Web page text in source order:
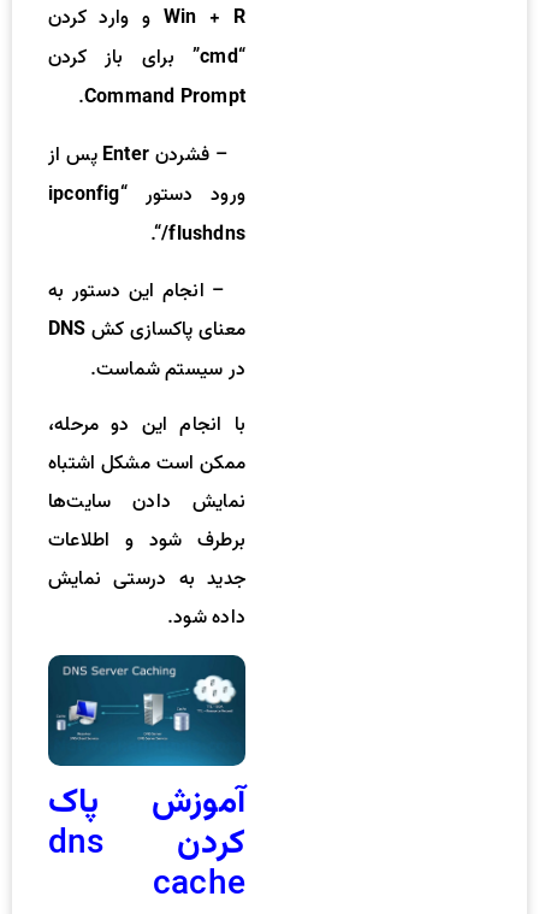
Win + R و وارد کردن
“
cmd” برای باز کردن
Command Prompt
.
– فشردن Enter پس از
ورود دستور “ipconfig
/flushdns
“.
– انجام این دستور به
معنای پاکسازی کش DNS
در سیستم شماست.
با انجام این دو مرحله،
ممکن است مشکل اشتباه
نمایش دادن سایت‌ها
برطرف شود و اطلاعات
جدید به درستی نمایش
داده شود.
آموزش پاک
كردن dns
cache